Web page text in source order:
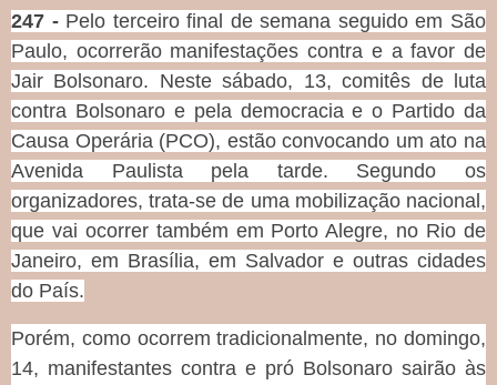
247 - Pelo terceiro final de semana seguido em São
Paulo, ocorrerão manifestações contra e a favor de
Jair Bolsonaro. Neste sábado, 13, comitês de luta
contra Bolsonaro e pela democracia e o Partido da
Causa Operária (PCO), estão convocando um ato na
Avenida Paulista pela tarde. Segundo os
organizadores, trata-se de uma mobilização nacional,
que vai ocorrer também em Porto Alegre, no Rio de
Janeiro, em Brasília, em Salvador e outras cidades
do País.
Porém, como ocorrem tradicionalmente, no domingo,
14, manifestantes contra e pró Bolsonaro sairão às